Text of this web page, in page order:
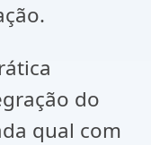
do
qual com